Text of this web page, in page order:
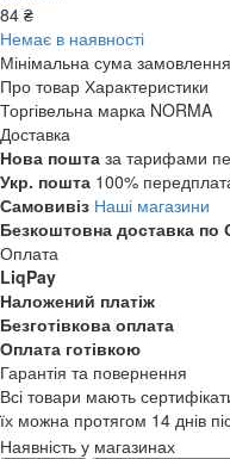
84 ₴
Немає в наявності
Мінімальна сума
Про товар Характеристики
Торгівельна марка NORMA
Доставка
Нова пошта за тарифами
Укр. пошта 100%
Самовивіз Наші магазини
Безкоштовна доставка по
Оплата
LiqPay
Наложений платіж
Безготівкова оплата
Оплата готівкою
Гарантія та повернення
Всі товари мають
їх можна протягом 14 днів
Наявність у магазинах